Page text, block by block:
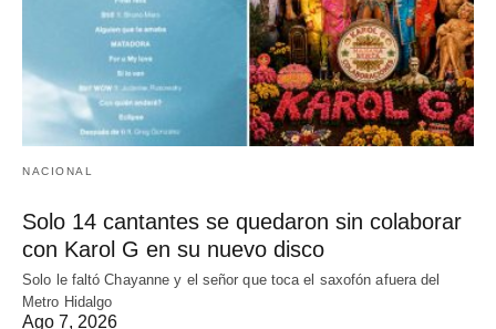
NACIONAL
Solo 14 cantantes se quedaron sin colaborar
con Karol G en su nuevo disco
Solo le faltó Chayanne y el señor que toca el saxofón afuera del
Metro Hidalgo
Ago 7, 2026